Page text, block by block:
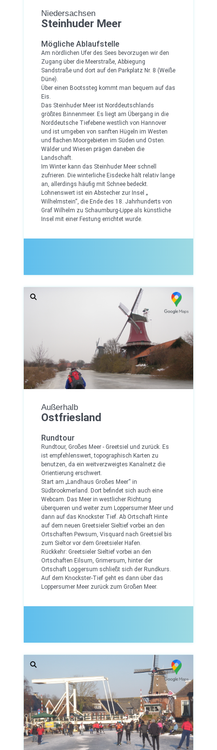
Niedersachsen
Steinhuder Meer
Mögliche Ablaufstelle
Am nördlichen Ufer des Sees bevorzugen wir den
Zugang über die Meerstraße, Abbiegung
Sandstraße und dort auf den Parkplatz Nr. 8 (Weiße
Düne).
Über einen Bootssteg kommt man bequem auf das
Eis.
Das Steinhuder Meer ist Norddeutschlands
größtes Binnenmeer. Es liegt am Übergang in die
Norddeutsche Tiefebene westlich von Hannover
und ist umgeben von sanften Hügeln im Westen
und flachen Moorgebieten im Süden und Osten.
Wälder und Wiesen prägen daneben die
Landschaft.
Im Winter kann das Steinhuder Meer schnell
zufrieren. Die winterliche Eisdecke hält relativ lange
an, allerdings häufig mit Schnee bedeckt.
Lohnenswert ist ein Abstecher zur Insel „
Wilhelmstein“, die Ende des 18. Jahrhunderts von
Graf Wilhelm zu Schaumburg-Lippe als künstliche
Insel mit einer Festung errichtet wurde.
Außerhalb
Ostfriesland
Rundtour
Rundtour, Großes Meer - Greetsiel und zurück. Es
ist empfehlenswert, topographisch Karten zu
benutzen, da ein weitverzweigtes Kanalnetz die
Orientierung erschwert.
Start am „Landhaus Großes Meer“ in
Südbrookmerland. Dort befindet sich auch eine
Webcam. Das Meer in westlicher Richtung
überqueren und weiter zum Loppersumer Meer und
dann auf das Knockster Tief. Ab Ortschaft Hinte
auf dem neuen Greetsieler Sieltief vorbei an den
Ortschaften Pewsum, Visquard nach Greetsiel bis
zum Sieltor vor dem Greetsieler Hafen.
Rückkehr: Greetsieler Sieltief vorbei an den
Ortschaften Eilsum, Grimersum, hinter der
Ortschaft Loggersum schließt sich der Rundkurs.
Auf dem Knockster-Tief geht es dann über das
Loppersumer Meer zurück zum Großen Meer.